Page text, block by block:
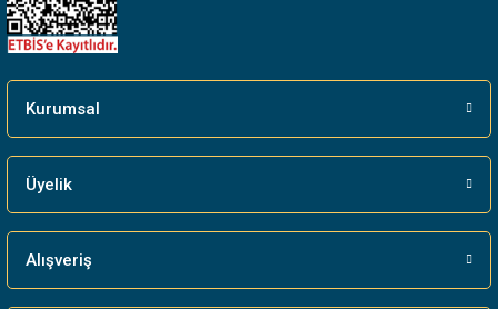
Kurumsal
Üyelik
Alışveriş